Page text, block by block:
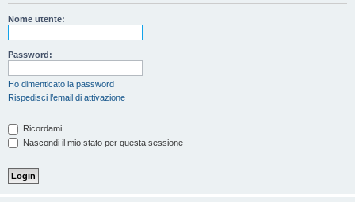
Nome utente:
Password:
Ho dimenticato la password
Rispedisci l’email di attivazione
Ricordami
Nascondi il mio stato per questa sessione